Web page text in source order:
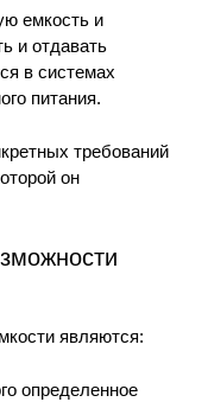
емкость и
и отдавать
в системах
питания.
требований
он
являются:
определенное